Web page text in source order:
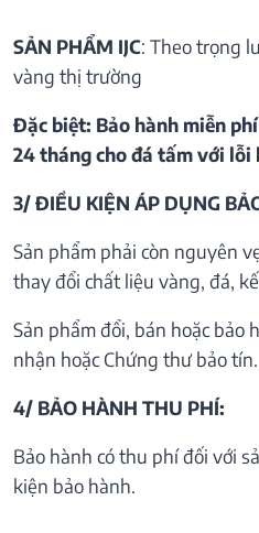
SẢN PHẨM IJC: Theo trọng
vàng thị trường
Đặc biệt: Bảo hành miễn
24 tháng cho đá tấm với
3/ ĐIỀU KIỆN ÁP DỤNG
Sản phẩm phải còn nguyên
thay đổi chất liệu vàng, đá,
Sản phẩm đổi, bán hoặc bảo
nhận hoặc Chứng thư bảo tín.
4/ BẢO HÀNH THU PHÍ:
Bảo hành có thu phí đối với
kiện bảo hành.